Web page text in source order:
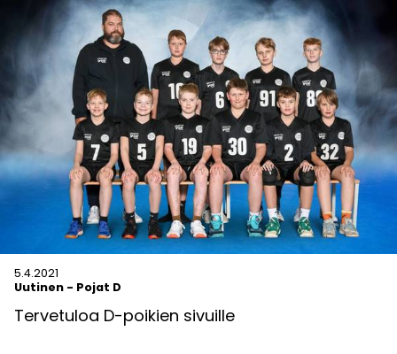
5.4.2021
Uutinen - Pojat D
Tervetuloa D-poikien sivuille